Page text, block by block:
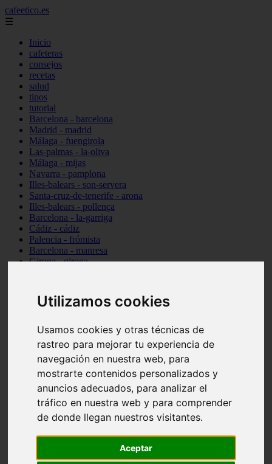
Utilizamos cookies
Usamos cookies y otras técnicas de
rastreo para mejorar tu experiencia de
navegación en nuestra web, para
mostrarte contenidos personalizados y
anuncios adecuados, para analizar el
tráfico en nuestra web y para comprender
de donde llegan nuestros visitantes.
Aceptar
cafeetico.es
☰
Inicio
cafeteras
consejos
recetas
salud
tipos
tutorial
Barcelona - barcelona
Madrid - madrid
Málaga - fuengirola
Las-palmas - la-oliva
Málaga - mijas
Navarra - pamplona
Illes-balears - son-servera
Santa-cruz-de-tenerife - arona
Illes-balears - pollença
Barcelona - la-garriga
Cádiz - cádiz
Palencia - frómista
Barcelona - manresa
Girona - girona
Valencia - valencia
Málaga - nerja
A-coruña - santiago-de-compostela
Tarragona - tarragona
Asturias - gijón
Girona - figueres
Madrid - leganés
Almería - roquetas-de-mar
Girona - tossa-de-mar
Barcelona - sant-cugat-del-vallès
Alicante - l39alfàs-del-pi
Barcelona - vilanova-i-la-geltrú
Illes-balears - alcúdia